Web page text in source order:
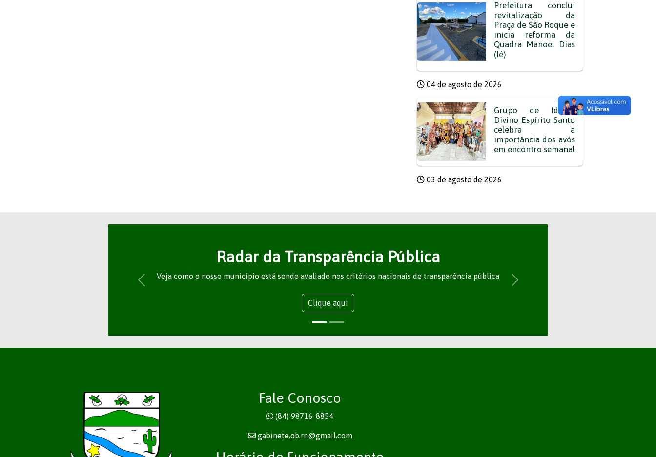
Prefeitura conclui
revitalização da
Praça de São Roque e
inicia reforma da
Quadra Manoel Dias
(Ié)
04 de agosto de 2026
Grupo de Idosos
Divino Espírito Santo
celebra a
importância dos avós
em encontro semanal
03 de agosto de 2026
Radar da Transparência Pública
Veja como o nosso município está sendo avaliado nos critérios nacionais de transparência pública
Clique aqui
Fale Conosco
(84) 98716-8854
gabinete.ob.rn@gmail.com